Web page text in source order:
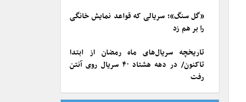
«گل سنگ»؛ سریالی که قواعد نمایش خانگی
را بر هم زد
تاریخچه سریال‌های ماه رمضان از ابتدا
تاکنون/ در دهه هشتاد ۴۰ سریال روی آنتن
رفت